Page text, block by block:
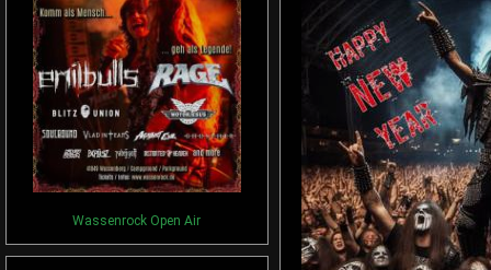
Wassenrock Open Air